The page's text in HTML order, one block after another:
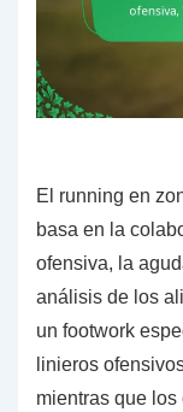
El running en
basa en la
ofensiva, la
análisis de los
un footwork
linieros
mientras que